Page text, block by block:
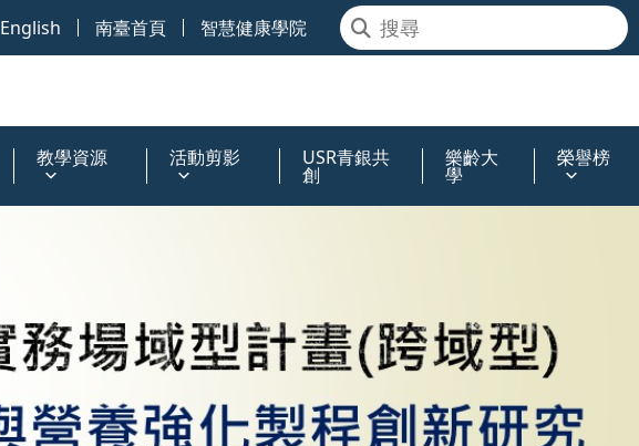
English 南臺首頁 智慧健康學院
教學資源 活動剪影 USR青銀共
創
樂齡大
學
榮譽榜